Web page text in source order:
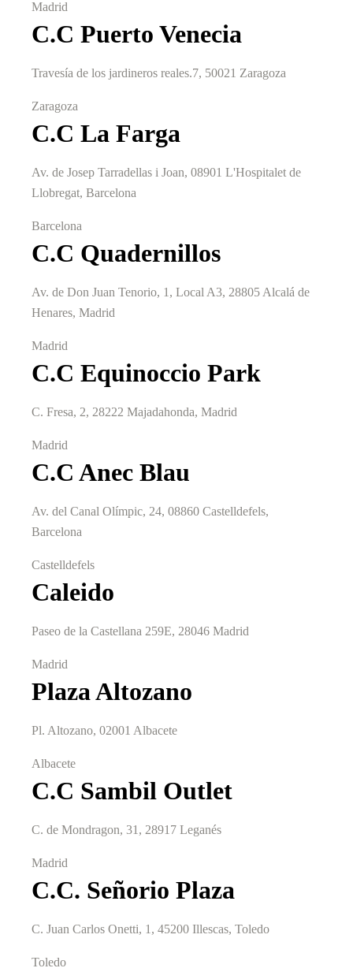
Madrid
C.C Puerto Venecia
Travesía de los jardineros reales.7, 50021 Zaragoza
Zaragoza
C.C La Farga
Av. de Josep Tarradellas i Joan, 08901 L'Hospitalet de
Llobregat, Barcelona
Barcelona
C.C Quadernillos
Av. de Don Juan Tenorio, 1, Local A3, 28805 Alcalá de
Henares, Madrid
Madrid
C.C Equinoccio Park
C. Fresa, 2, 28222 Majadahonda, Madrid
Madrid
C.C Anec Blau
Av. del Canal Olímpic, 24, 08860 Castelldefels,
Barcelona
Castelldefels
Caleido
Paseo de la Castellana 259E, 28046 Madrid
Madrid
Plaza Altozano
Pl. Altozano, 02001 Albacete
Albacete
C.C Sambil Outlet
C. de Mondragon, 31, 28917 Leganés
Madrid
C.C. Señorio Plaza
C. Juan Carlos Onetti, 1, 45200 Illescas, Toledo
Toledo